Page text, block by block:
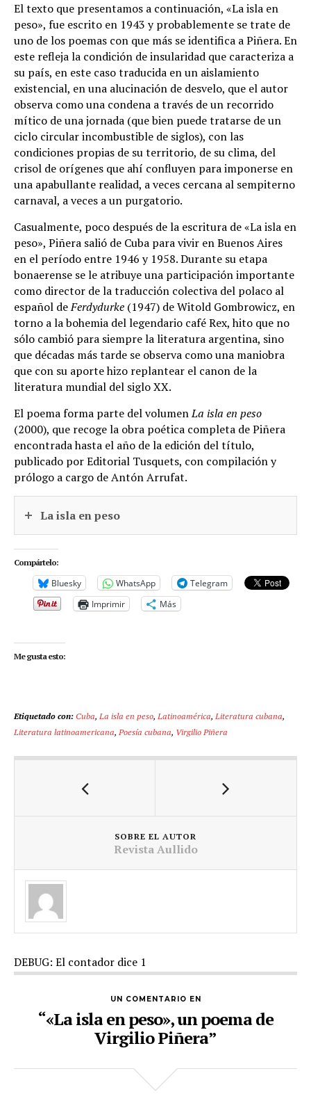
El texto que presentamos a continuación, «La isla en
peso», fue escrito en 1943 y probablemente se trate de
uno de los poemas con que más se identifica a Piñera. En
este refleja la condición de insularidad que caracteriza a
su país, en este caso traducida en un aislamiento
existencial, en una alucinación de desvelo, que el autor
observa como una condena a través de un recorrido
mítico de una jornada (que bien puede tratarse de un
ciclo circular incombustible de siglos), con las
condiciones propias de su territorio, de su clima, del
crisol de orígenes que ahí confluyen para imponerse en
una apabullante realidad, a veces cercana al sempiterno
carnaval, a veces a un purgatorio.
Casualmente, poco después de la escritura de «La isla en
peso», Piñera salió de Cuba para vivir en Buenos Aires
en el período entre 1946 y 1958. Durante su etapa
bonaerense se le atribuye una participación importante
como director de la traducción colectiva del polaco al
español deFerdydurke (1947) de Witold Gombrowicz, en
torno a la bohemia del legendario café Rex, hito que no
sólo cambió para siempre la literatura argentina, sino
que décadas más tarde se observa como una maniobra
que con su aporte hizo replantear el canon de la
literatura mundial del siglo XX.
El poema forma parte del volumenLa isla en peso
(2000), que recoge la obra poética completa de Piñera
encontrada hasta el año de la edición del título,
publicado por Editorial Tusquets, con compilación y
prólogo a cargo de Antón Arrufat.
La isla en peso
Compártelo:
Bluesky WhatsApp
Telegram
Imprimir
Más
Me gusta esto:
Etiquetado con:Cuba, La isla en peso, Latinoamérica, Literatura cubana,
Literatura latinoamericana, Poesía cubana, Virgilio Piñera
SOBRE EL AUTOR
Revista Aullido
DEBUG: El contador dice 1
UN COMENTARIO EN
“«La isla en peso», un poema de
Virgilio Piñera”